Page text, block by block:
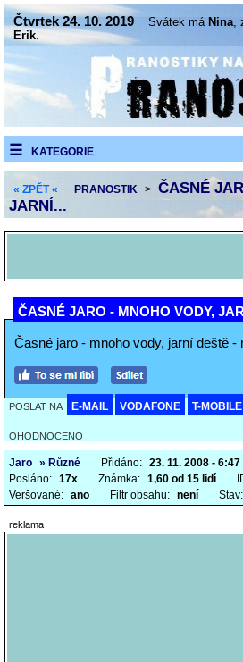
Čtvrtek 24. 10. 2019 Svátek má Nina,
Erik.
KATEGORIE
« ZPĚT « PRANOSTIK > ČASNÉ
JARNÍ...
ČASNÉ JARO - MNOHO VODY,
Časné jaro - mnoho vody, jarní deště -
POSLAT NA E-MAIL VODAFONE T-MOBILE
OHODNOCENO
Jaro » Různé Přidáno: 23. 11. 2008 - 6:47
Posláno: 17x Známka: 1,60 od 15 lidí
Veršované: ano Filtr obsahu: není Stav:
reklama